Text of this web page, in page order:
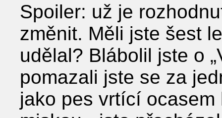
Spoiler: už je
změnit. Měli jste šest
udělal? Blábolil jste o
pomazali jste se za
jako pes vrtící